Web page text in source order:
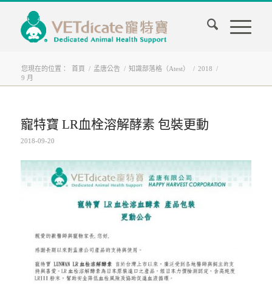
您現在的位置： 首頁 / 孟唐公告 / 知識部落格（Atest） / 2018 /
9 月
寵特寶 LR血栓溶解酵素 包裝更動
2018-09-20